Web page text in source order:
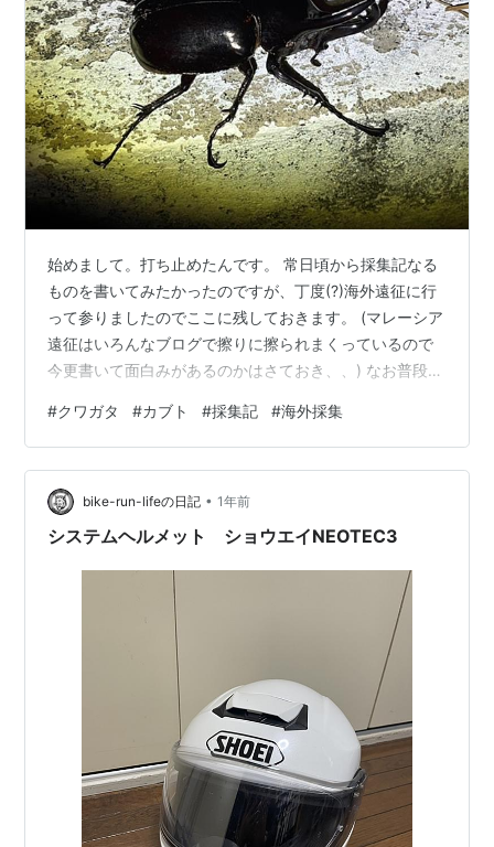
始めまして。打ち止めたんです。 常日頃から採集記なる
ものを書いてみたかったのですが、丁度(?)海外遠征に行
って参りましたのでここに残しておきます。 (マレーシア
遠征はいろんなブログで擦りに擦られまくっているので
今更書いて面白みがあるのかはさておき、、) なお普段か
字とかなあんぽんたんなため、文才は待ち合わせていま
せん。 その辺は多めに見てくださいね⭐︎ さて、今回行っ
て来たのはマレーシアのキャメロンハイランド周辺で
す。一般的にカブクワ採集のシーズンは4-6月あたりとさ
れてますが、一年を通して(コツヤ等を除けば)一応大体の
#クワガタ #カブト #採集記 #海外採集
bike-run-lifeの日記 • 1年前
システムヘルメット ショウエイNEOTEC3